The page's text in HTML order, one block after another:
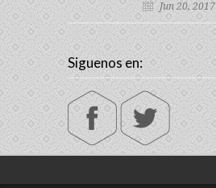
Jun 20, 2017
Siguenos en: